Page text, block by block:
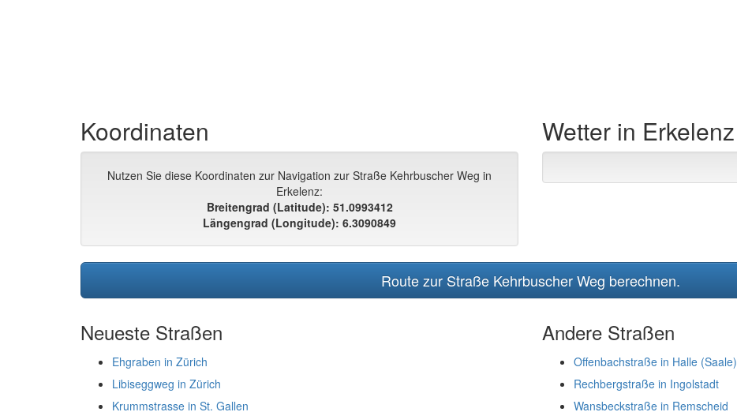
Koordinaten
Nutzen Sie diese Koordinaten zur Navigation zur Straße Kehrbuscher Weg in
Erkelenz:
Breitengrad (Latitude): 51.0993412
Längengrad (Longitude): 6.3090849
Wetter in Erkelenz
Route zur Straße Kehrbuscher Weg berechnen.
Neueste Straßen
Ehgraben in Zürich
Libiseggweg in Zürich
Krummstrasse in St. Gallen
Andere Straßen
Offenbachstraße in Halle (Saale)
Rechbergstraße in Ingolstadt
Wansbeckstraße in Remscheid